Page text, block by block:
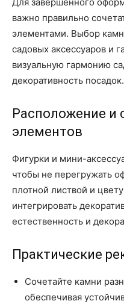
важно правильно
элементами. Выбор
садовых аксессуаров и
визуальную гармонию
декоративность посадок.
Расположение и
элементов
Фигурки и мини-
чтобы не перегружать
плотной листвой и
интегрировать
естественность и
Практические
Сочетайте камни
обеспечивая